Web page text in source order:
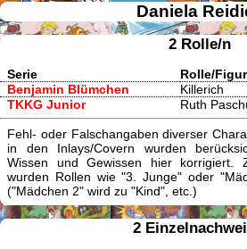
Daniela
2 Rolle/n
Serie Rolle/Figur
Benjamin Blümchen
Killerich
TKKG Junior
Ruth
Fehl- oder Falschangaben diverser
in den Inlays/Covern wurden
Wissen und Gewissen hier korrigiert.
wurden Rollen wie "3. Junge" oder
("Mädchen 2" wird zu "Kind", etc.)
2